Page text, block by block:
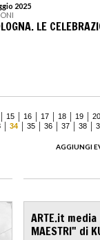
2025
LE
15 16 17 18 19
20
34 35 36 37 38
AGGIUNGI
ARTE.it
MAESTRI" di